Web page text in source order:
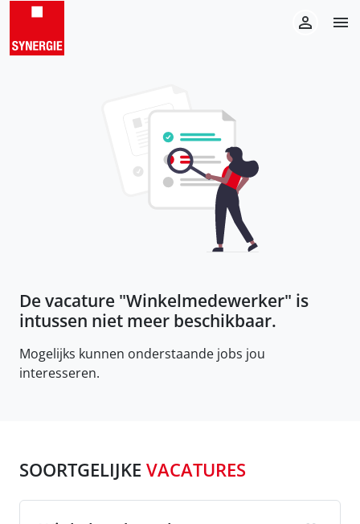
De vacature "Winkelmedewerker" is
intussen niet meer beschikbaar.
Mogelijks kunnen onderstaande jobs jou
interesseren.
SOORTGELIJKE VACATURES